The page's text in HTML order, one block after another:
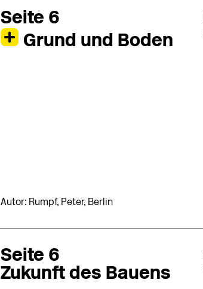
Seite 6
Grund und Boden
Autor: Rumpf, Peter, Berlin
Seite 6
Zukunft des Bauens